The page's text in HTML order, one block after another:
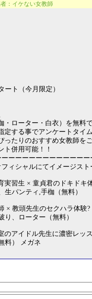
者：イケない女教師
ート（今月限定）
・ローター・白衣）を無料
定する事でアンケートタイ
ったりのおすすめ女教師を
ト併用可能！！
ーーーーーーーーーーー
ィシャルにてイメージスト
実習生 × 童貞君のドキドキ
生パンティ,手枷（無料）
× 教頭先生のセクハラ体験?
り、ローター（無料）
のアイドル先生に濃密レッ
料） メガネ